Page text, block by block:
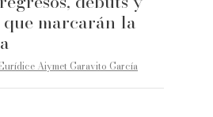
que marcarán la
Aiymet Garavito García